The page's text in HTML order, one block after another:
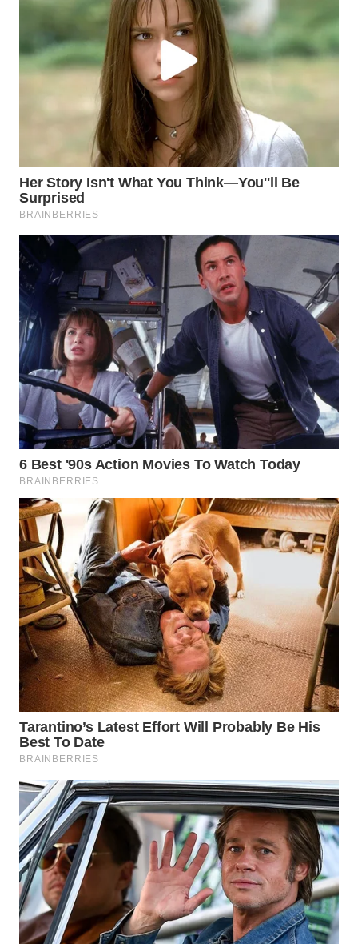
WN
TAPANULI
SELATAN
WN
WN
KARO
SIMALUNGUN
WN
LABUHANBATU
WN
TAPANULI
TENGAH
WN DELI
SERDANG
WN
TEBING
TINGGI
WN
PAKPAK
WN
KARAWANG
WN
BEKASI
WN
WN
DEPOK
WN
TAPANULI
UTARA